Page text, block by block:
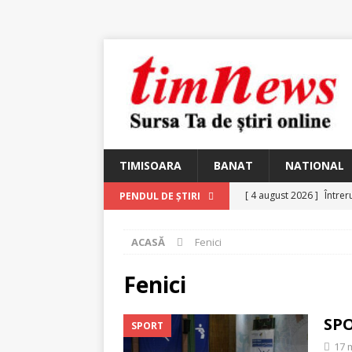
TIMISOARA BANAT NATIONAL
PENDUL DE ȘTIRI [ 4 august 2026 ]
Ungureanu,
ACASĂ Fenici
Fenici
SPORT
17